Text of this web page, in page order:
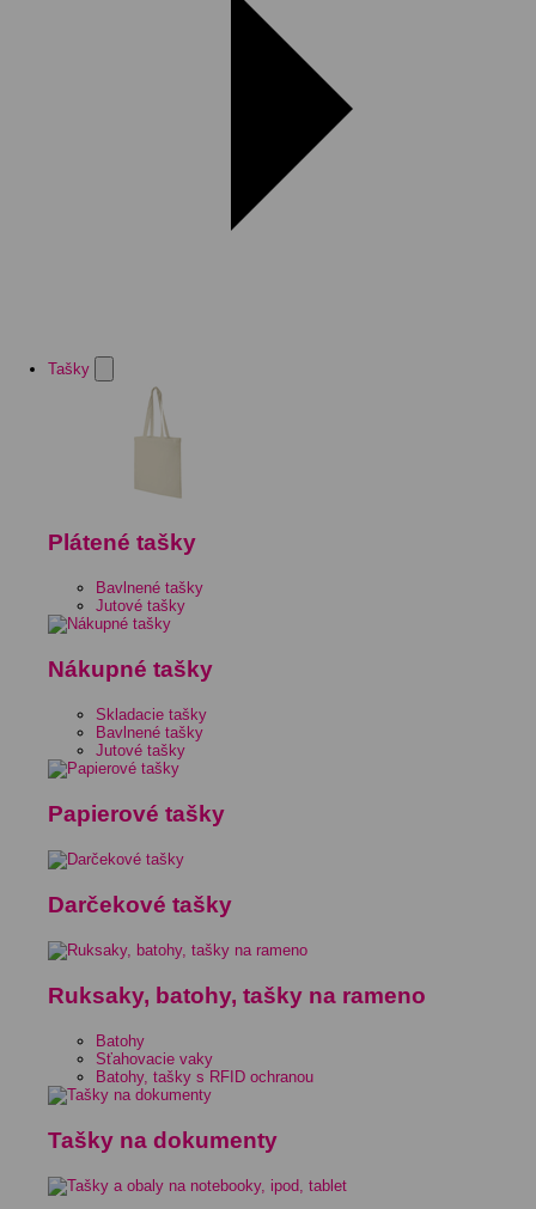
Tašky
Plátené tašky
Bavlnené tašky
Jutové tašky
Nákupné tašky
Skladacie tašky
Bavlnené tašky
Jutové tašky
Papierové tašky
Darčekové tašky
Ruksaky, batohy, tašky na rameno
Batohy
Sťahovacie vaky
Batohy, tašky s RFID ochranou
Tašky na dokumenty